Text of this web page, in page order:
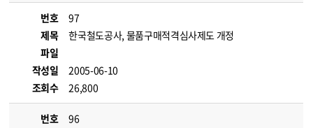
번호
97
제목
한국철도공사, 물품구매적격심사제도 개정
파일
작성일
2005-06-10
조회수
26,800
번호
96